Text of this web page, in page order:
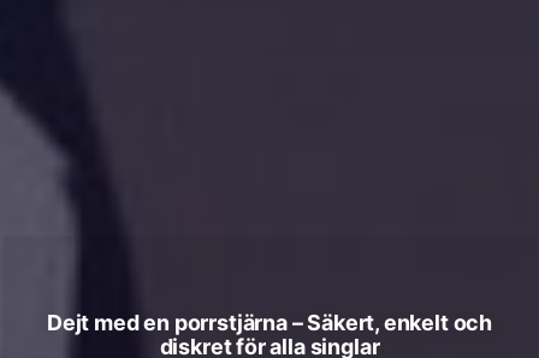
Dejt med en porrstjärna – Säkert, enkelt och
diskret för alla singlar